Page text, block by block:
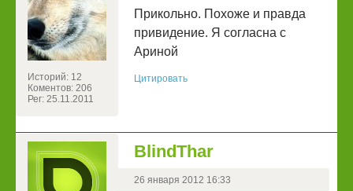
Историй: 12
Коментов: 206
Рег: 25.11.2011
Прикольно. Похоже и правда
привидение. Я согласна с
Ариной
Цитировать
BlindThar
26 января 2012 16:33